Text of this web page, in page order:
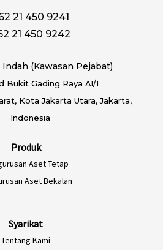
21 450 9241
21 450 9242
Indah (Kawasan Pejabat)
Bukit Gading Raya A1/I
Kota Jakarta Utara, Jakarta,
Indonesia
Produk
Aset Tetap
Aset Bekalan
Syarikat
Tentang Kami